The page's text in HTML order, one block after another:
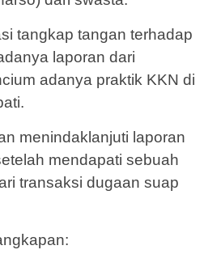
tangkap tangan terhadap
laporan dari
adanya praktik KKN di
menindaklanjuti laporan
mendapati sebuah
transaksi dugaan suap